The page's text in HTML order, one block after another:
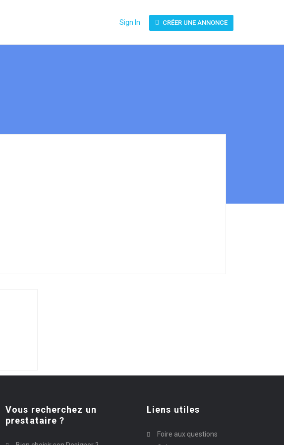
Sign In CRÉER UNE ANNONCE
Vous recherchez un
prestataire ?
Liens utiles
Foire aux questions